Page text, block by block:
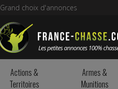
Grand choix d'annonces
Actions &
Territoires
Armes &
Munitions